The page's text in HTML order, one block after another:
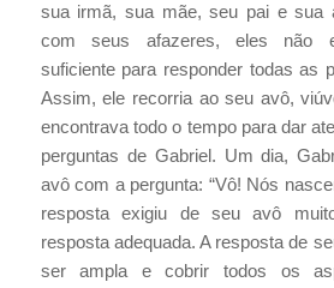
sua irmã, sua mãe, seu pai e sua
com seus afazeres, eles não
suficiente para responder todas as
Assim, ele recorria ao seu avô,
encontrava todo o tempo para dar
perguntas de Gabriel. Um dia,
avô com a pergunta: “Vô! Nós
resposta exigiu de seu avô
resposta adequada. A resposta de
ser ampla e cobrir todos os